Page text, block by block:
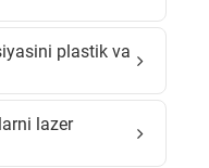
plastik va
lazer